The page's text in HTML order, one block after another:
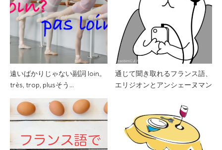
遠いばかりじゃない副詞 loin。
très, trop, plusそう…
通じて聞き取れるフランス語、
エリジオンとアンシェーヌマン